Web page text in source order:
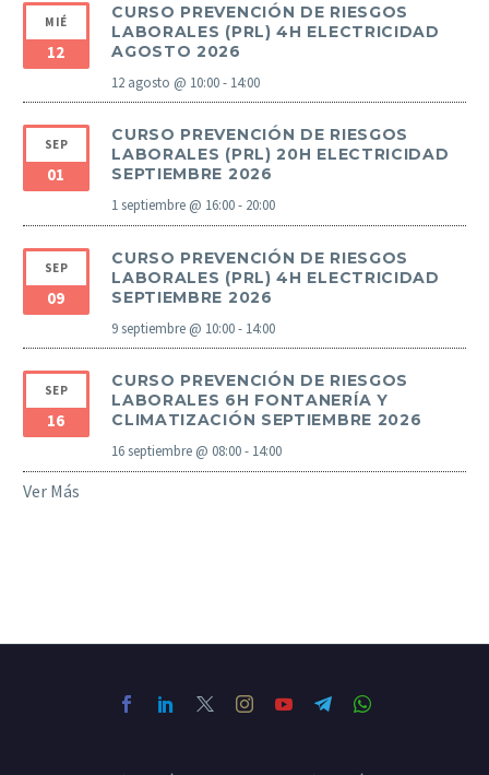
MIÉ
12
CURSO PREVENCIÓN DE RIESGOS
LABORALES (PRL) 4H ELECTRICIDAD
AGOSTO 2026
12 agosto @ 10:00- 14:00
SEP
01
CURSO PREVENCIÓN DE RIESGOS
LABORALES (PRL) 20H ELECTRICIDAD
SEPTIEMBRE 2026
1 septiembre @ 16:00- 20:00
SEP
09
CURSO PREVENCIÓN DE RIESGOS
LABORALES (PRL) 4H ELECTRICIDAD
SEPTIEMBRE 2026
9 septiembre @ 10:00- 14:00
SEP
16
CURSO PREVENCIÓN DE RIESGOS
LABORALES 6H FONTANERÍA Y
CLIMATIZACIÓN SEPTIEMBRE 2026
16 septiembre @ 08:00- 14:00
Ver Más